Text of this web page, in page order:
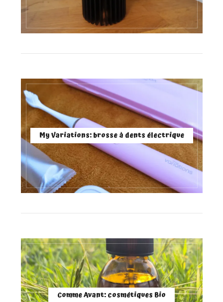
My Variations: brosse à dents électrique
Comme Avant: cosmétiques Bio